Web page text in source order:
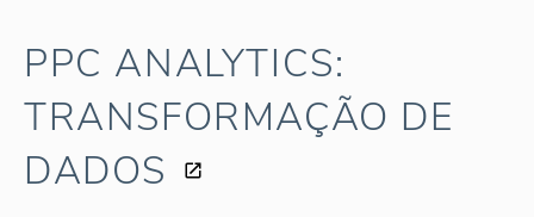
PPC ANALYTICS:
TRANSFORMAÇÃO DE
DADOS